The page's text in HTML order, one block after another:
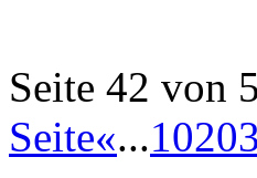
Seite 42 von
Seite«...1020